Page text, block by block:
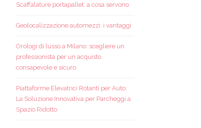
Scaffalature portapallet: a cosa servono
Geolocalizzazione automezzi: i vantaggi
Orologi di lusso a Milano: scegliere un
professionista per un acquisto
consapevole e sicuro
Piattaforme Elevatrici Rotanti per Auto:
La Soluzione Innovativa per Parcheggi a
Spazio Ridotto